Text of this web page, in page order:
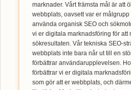
marknader. Vårt främsta mål är att
webbplats, oavsett var er
använda organisk SEO och
vi er digitala marknadsföring för att
sökresultaten. Vår tekniska SEO-
webbplats inte bara når ut till en
förbättrar användarupplevelsen.
förbättrar vi er digitala
som gör att er webbplats, och